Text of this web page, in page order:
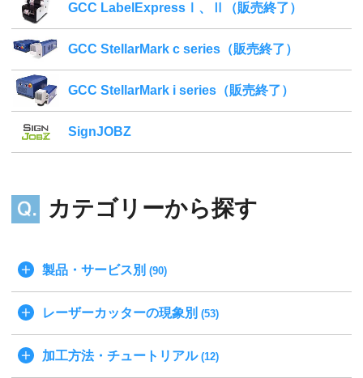
GCC LabelExpressⅠ、Ⅱ（販売終了）
GCC StellarMark c series（販売終了）
GCC StellarMark i series（販売終了）
SignJOBZ
カテゴリーから探す
製品・サービス別 (90)
レーザーカッターの現象別 (53)
加工方法・チュートリアル(12)